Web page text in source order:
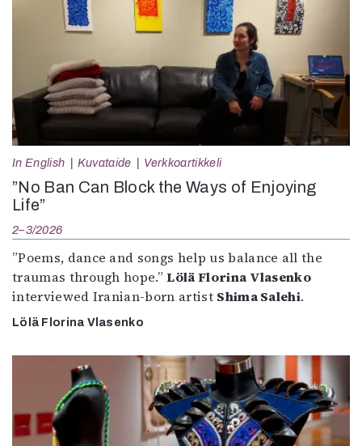
In English Kuvataide Verkkoartikkeli
”No Ban Can Block the Ways of Enjoying
Life”
2–3/2026
”Poems, dance and songs help us balance all the
traumas through hope.”Lölä Florina Vlasenko
interviewed Iranian-born artist Shima Salehi.
Lölä Florina Vlasenko